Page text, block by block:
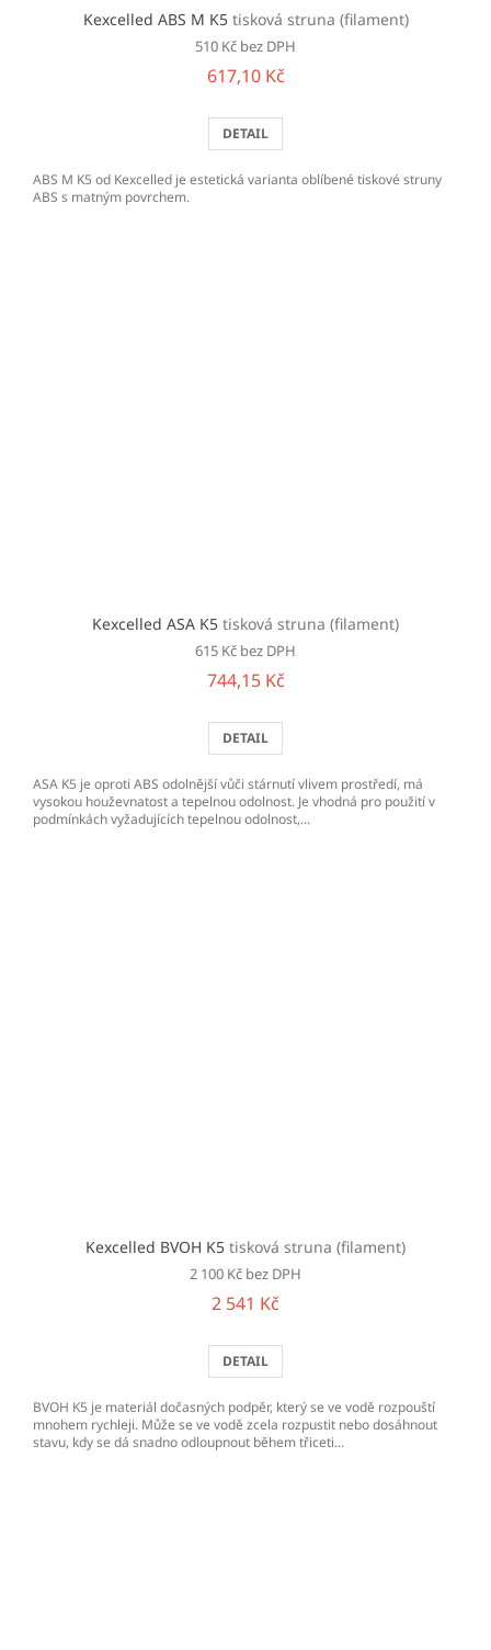
Kexcelled ABS M K5 tisková struna (filament)
510 Kč bez DPH
617,10 Kč
DETAIL
ABS M K5 od Kexcelled je estetická varianta oblíbené tiskové struny
ABS s matným povrchem.
Kexcelled ASA K5 tisková struna (filament)
615 Kč bez DPH
744,15 Kč
DETAIL
ASA K5 je oproti ABS odolnější vůči stárnutí vlivem prostředí, má
vysokou houževnatost a tepelnou odolnost. Je vhodná pro použití v
podmínkách vyžadujících tepelnou odolnost,...
Kexcelled BVOH K5 tisková struna (filament)
2 100 Kč bez DPH
2 541 Kč
DETAIL
BVOH K5 je materiál dočasných podpěr, který se ve vodě rozpouští
mnohem rychleji. Může se ve vodě zcela rozpustit nebo dosáhnout
stavu, kdy se dá snadno odloupnout během třiceti...